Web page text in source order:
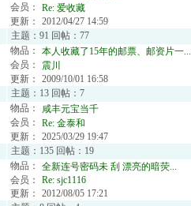
会员：
Re: 爱收藏
更新：
2012/04/27 14:59
主题：91 回帖：77
物品：
本人收藏了15年的邮票、邮资片一...
会员：
震川
更新：
2009/10/01 16:58
主题：13 回帖：7
物品：
咸丰元宝当千
会员：
Re: 金泰和
更新：
2025/03/29 19:47
主题：135 回帖：19
物品：
全新连号密码未 刮 漂亮的暗荧...
会员：
Re: sjc1116
更新：
2012/08/05 17:21